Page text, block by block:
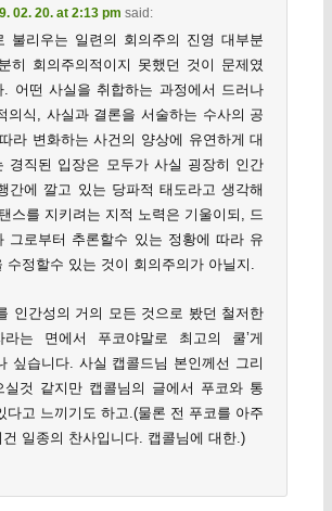
02. 20. at 2:13 pm said:
불리우는 일련의 회의주의 진영 대부분
히 회의주의적이지 못했던 것이 문제였
. 어떤 사실을 취합하는 과정에서 드러나
의식, 사실과 결론을 서술하는 수사의 공
라 변화하는 사건의 양상에 유연하게 대
경직된 입장은 모두가 사실 굉장히 인간
간에 깔고 있는 당파적 태도라고 생각해
스를 지키려는 지적 노력은 기울이되, 드
그로부터 추론할수 있는 정황에 따라 유
수정할수 있는 것이 회의주의가 아닐지.
인간성의 거의 모든 것으로 봤던 철저한
라는 면에서 푸코야말로 최고의 쿨’게
싶습니다. 사실 캡콜드님 본인께선 그리
실것 같지만 캡콜님의 글에서 푸코와 통
다고 느끼기도 하고.(물론 전 푸코를 아주
일종의 찬사입니다. 캡콜님에 대한.)